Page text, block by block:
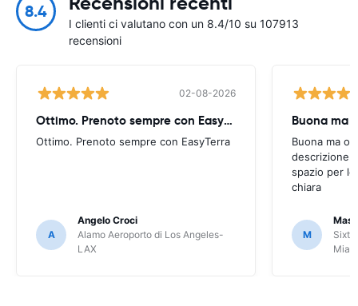
8.4
I clienti ci valutano con un 8.4/10 su 107913
recensioni
02-08-2026
Ottimo. Prenoto sempre con EasyTerra
Ottimo. Prenoto sempre con EasyTerra
A
Angelo Croci
Alamo Aeroporto di Los Angeles-
LAX
Buona ma
Buona ma
descrizione
spazio per
chiara
M
Sixt